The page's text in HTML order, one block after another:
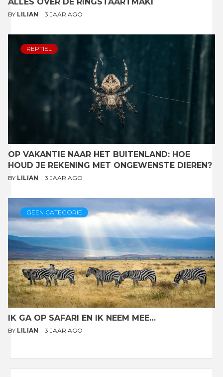
BY LILIAN 3 JAAR AGO
REPTIEL
OP VAKANTIE NAAR HET BUITENLAND: HOE
HOUD JE REKENING MET ONGEWENSTE DIEREN?
BY LILIAN 3 JAAR AGO
GEEN CATEGORIE
IK GA OP SAFARI EN IK NEEM MEE…
BY LILIAN 3 JAAR AGO